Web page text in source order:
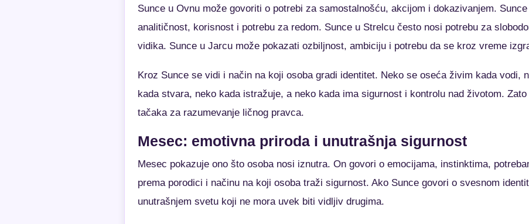
Sunce u Ovnu može govoriti o potrebi za samostalnošću, akcijom i dokazivanjem.
analitičnost, korisnost i potrebu za redom. Sunce u Strelcu često nosi potrebu za
vidika. Sunce u Jarcu može pokazati ozbiljnost, ambiciju i potrebu da se kroz vreme
Kroz Sunce se vidi i način na koji osoba gradi identitet. Neko se oseća živim kada vodi,
kada stvara, neko kada istražuje, a neko kada ima sigurnost i kontrolu nad životom.
tačaka za razumevanje ličnog pravca.
Mesec: emotivna priroda i unutrašnja sigurnost
Mesec pokazuje ono što osoba nosi iznutra. On govori o emocijama, instinktima,
prema porodici i načinu na koji osoba traži sigurnost. Ako Sunce govori o svesnom
unutrašnjem svetu koji ne mora uvek biti vidljiv drugima.